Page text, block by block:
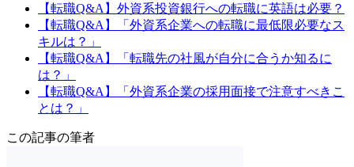
【転職Q&A】外資系投資銀行への転職に英語は必要？
【転職Q&A】「外資系企業への転職に最低限必要なス
キルは？」
【転職Q&A】「転職先の社風が自分に合うか知るに
は？」
【転職Q&A】「外資系企業の採用面接で注意すべきこ
とは？」
この記事の筆者